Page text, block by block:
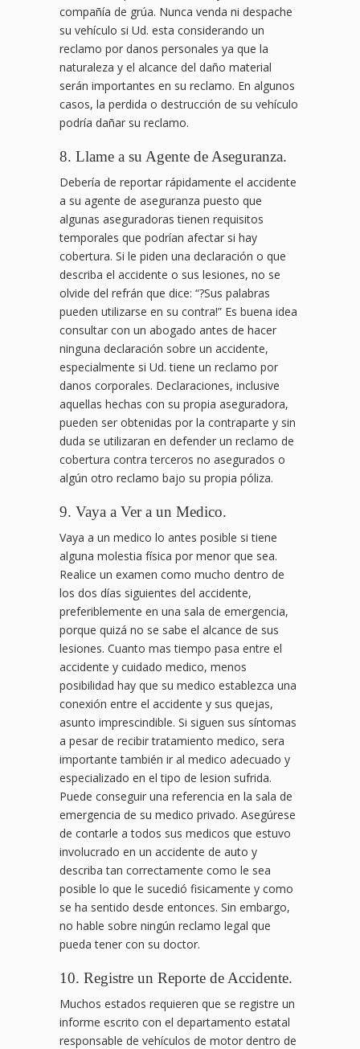
compañía de grúa. Nunca venda ni despache
su vehículo si Ud. esta considerando un
reclamo por danos personales ya que la
naturaleza y el alcance del daño material
serán importantes en su reclamo. En algunos
casos, la perdida o destrucción de su vehículo
podría dañar su reclamo.
8. Llame a su Agente de Aseguranza.
Debería de reportar rápidamente el accidente
a su agente de aseguranza puesto que
algunas aseguradoras tienen requisitos
temporales que podrían afectar si hay
cobertura. Si le piden una declaración o que
describa el accidente o sus lesiones, no se
olvide del refrán que dice: “?Sus palabras
pueden utilizarse en su contra!” Es buena idea
consultar con un abogado antes de hacer
ninguna declaración sobre un accidente,
especialmente si Ud. tiene un reclamo por
danos corporales. Declaraciones, inclusive
aquellas hechas con su propia aseguradora,
pueden ser obtenidas por la contraparte y sin
duda se utilizaran en defender un reclamo de
cobertura contra terceros no asegurados o
algún otro reclamo bajo su propia póliza.
9. Vaya a Ver a un Medico.
Vaya a un medico lo antes posible si tiene
alguna molestia física por menor que sea.
Realice un examen como mucho dentro de
los dos días siguientes del accidente,
preferiblemente en una sala de emergencia,
porque quizá no se sabe el alcance de sus
lesiones. Cuanto mas tiempo pasa entre el
accidente y cuidado medico, menos
posibilidad hay que su medico establezca una
conexión entre el accidente y sus quejas,
asunto imprescindible. Si siguen sus síntomas
a pesar de recibir tratamiento medico, sera
importante también ir al medico adecuado y
especializado en el tipo de lesion sufrida.
Puede conseguir una referencia en la sala de
emergencia de su medico privado. Asegúrese
de contarle a todos sus medicos que estuvo
involucrado en un accidente de auto y
describa tan correctamente como le sea
posible lo que le sucedió fisicamente y como
se ha sentido desde entonces. Sin embargo,
no hable sobre ningún reclamo legal que
pueda tener con su doctor.
10. Registre un Reporte de Accidente.
Muchos estados requieren que se registre un
informe escrito con el departamento estatal
responsable de vehículos de motor dentro de